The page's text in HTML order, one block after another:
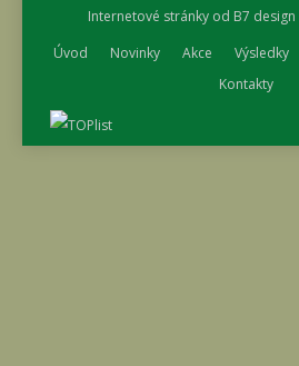
Internetové stránky od B7 design
Úvod
Novinky Akce Výsledky
Kontakty